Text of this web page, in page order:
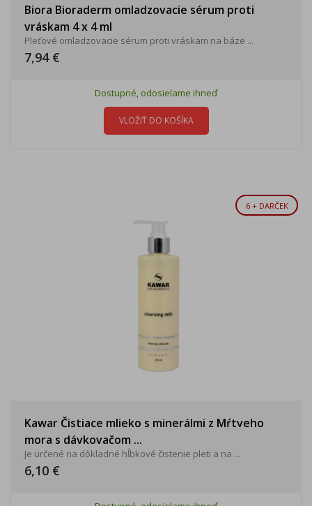
Biora Bioraderm omladzovacie sérum proti
vráskam 4 x 4 ml
Pleťové omladzovacie sérum proti vráskam na báze ...
7,94 €
Dostupné, odosielame ihneď
VLOŽIŤ DO KOŠÍKA
6 + DARČEK
Kawar Čistiace mlieko s minerálmi z Mŕtveho
mora s dávkovačom ...
Je určené na dôkladné hĺbkové čistenie pleti a na ...
6,10 €